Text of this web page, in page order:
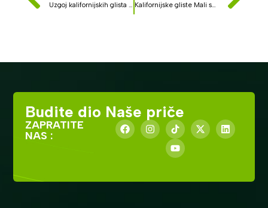
Uzgoj kalifornijskih glista zimi (kako preživjeti -15°C bez gubitaka) Kalifornijske gliste Mali saveznici velike zarade i zdrave zemlje
Budite dio Naše priče
ZAPRATITE
NAS :